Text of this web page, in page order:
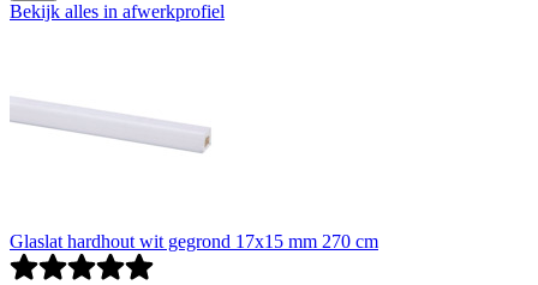
Bekijk alles in afwerkprofiel
Glaslat hardhout wit gegrond 17x15 mm 270 cm